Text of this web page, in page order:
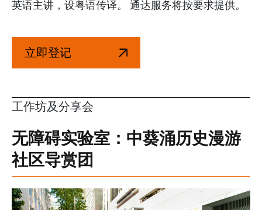
英语主讲，设粤语传译。 通达服务将按要求提供。
立即登记
无障碍实验室：中葵涌历史漫游
社区导赏团
工作坊及分享会